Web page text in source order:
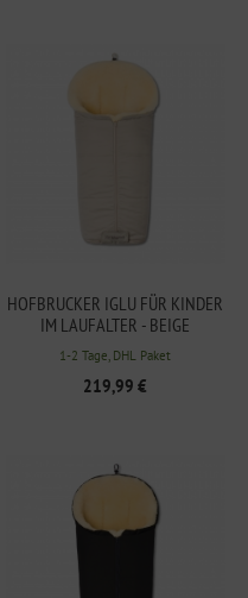
HOFBRUCKER IGLU FÜR KINDER
IM LAUFALTER - BEIGE
1-2 Tage, DHL Paket
219,99 €